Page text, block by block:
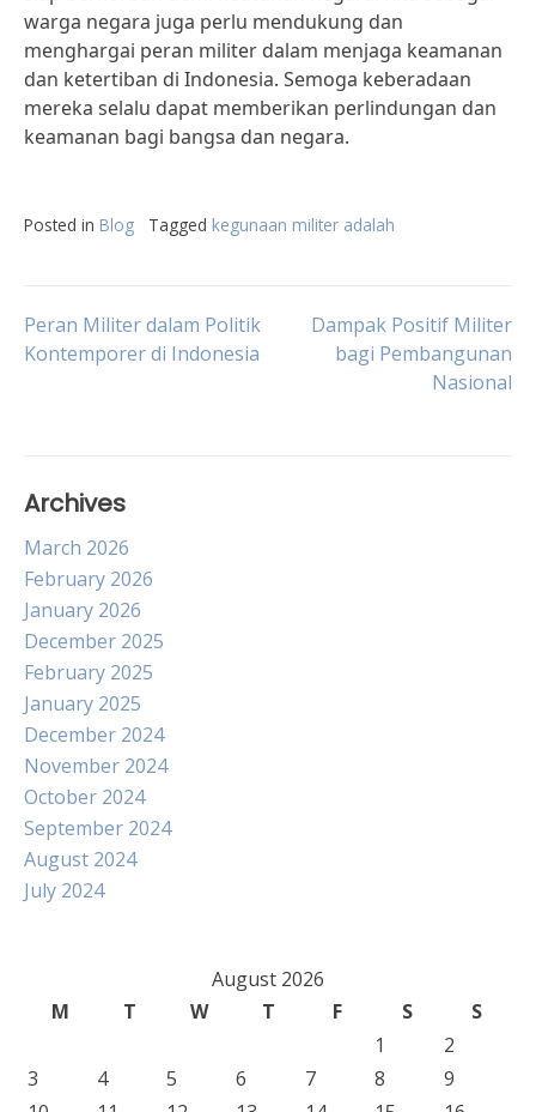
warga negara juga perlu mendukung dan
menghargai peran militer dalam menjaga keamanan
dan ketertiban di Indonesia. Semoga keberadaan
mereka selalu dapat memberikan perlindungan dan
keamanan bagi bangsa dan negara.
Posted in Blog Tagged kegunaan militer adalah
Post
Peran Militer dalam Politik
Kontemporer di Indonesia
Dampak Positif Militer
bagi Pembangunan
Nasional
Archives
March 2026
February 2026
January 2026
December 2025
February 2025
January 2025
December 2024
November 2024
October 2024
September 2024
August 2024
July 2024
August 2026
M
T W T F S
S
1
2
3
4 5 6 7 8
9